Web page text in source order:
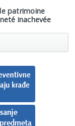
patrimoine
inachevée